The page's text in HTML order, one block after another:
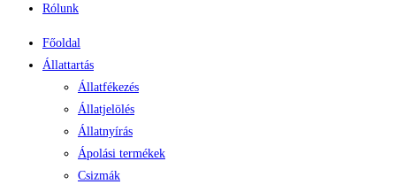
Rólunk
Főoldal
Állattartás
Állatfékezés
Állatjelölés
Állatnyírás
Ápolási termékek
Csizmák